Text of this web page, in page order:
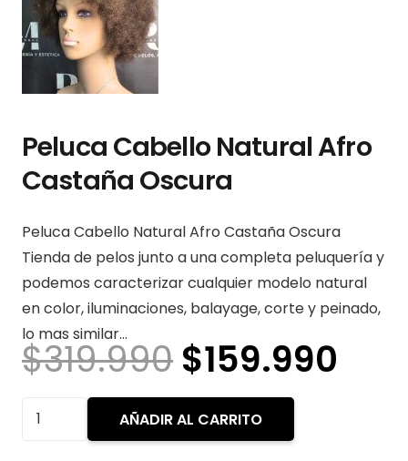
Peluca Cabello Natural Afro
Castaña Oscura
Peluca Cabello Natural Afro Castaña Oscura
Tienda de pelos junto a una completa peluquería y
podemos caracterizar cualquier modelo natural
en color, iluminaciones, balayage, corte y peinado,
lo mas similar…
$319.990 El
precio
original
era:
$159.990
Peluca
AÑADIR AL CARRITO